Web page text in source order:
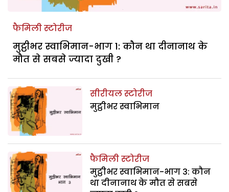
फैमिली स्टोरीज
मुट्ठीभर स्वाभिमान-भाग 1: कौन था दीनानाथ के
मौत से सबसे ज्यादा दुखी ?
सीरीयल स्टोरीज
मुट्ठीभर स्वाभिमान
फैमिली स्टोरीज
मुट्ठीभर स्वाभिमान-भाग 3: कौन
था दीनानाथ के मौत से सबसे